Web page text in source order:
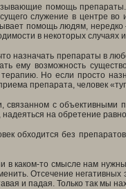
помощь
служение в центре
помощь людям,
в некоторых
назначать препараты в
ему возможность
Но если просто
препарата, человек
связанном с
на обретение
обходится без
в каком-то смысле нам
Отсечение
и падая. Только так мы